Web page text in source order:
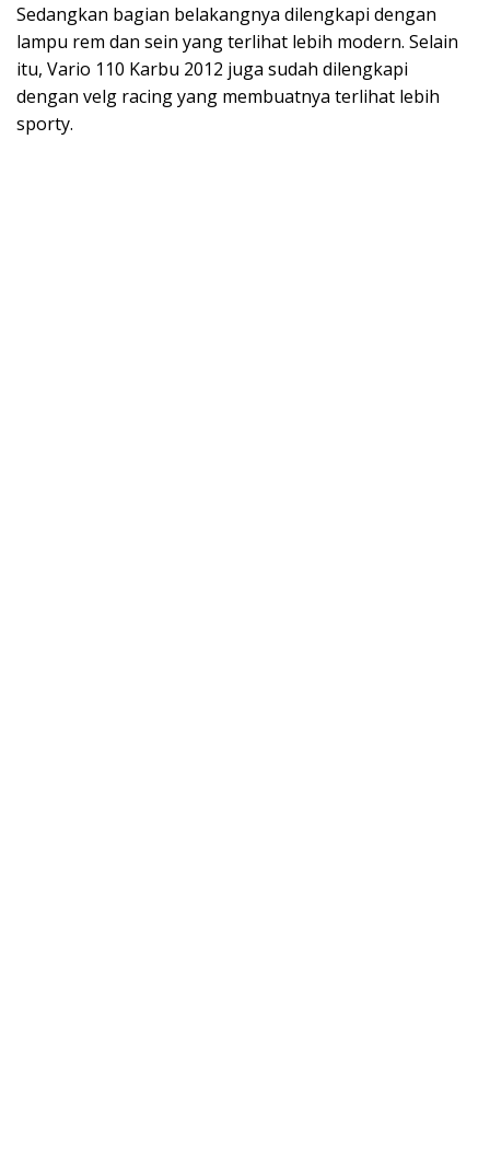
Sedangkan bagian belakangnya dilengkapi dengan
lampu rem dan sein yang terlihat lebih modern. Selain
itu, Vario 110 Karbu 2012 juga sudah dilengkapi
dengan velg racing yang membuatnya terlihat lebih
sporty.